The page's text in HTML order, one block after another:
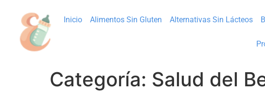
Inicio Alimentos Sin Gluten Alternativas Sin Lácteos
Categoría: Salud del